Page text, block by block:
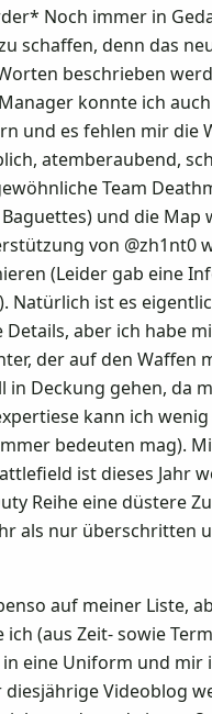
Noch immer in
schaffen, denn das
beschrieben
konnte ich
und es fehlen mir die
atemberaubend,
Team
und die
von @zh1nt0
(Leider gab eine
Natürlich ist es
aber ich habe
der auf den
in Deckung gehen, da
kann ich
bedeuten mag).
ist dieses Jahr
Reihe eine düstere
als nur überschritten
auf meiner Liste,
(aus Zeit- sowie
eine Uniform und mir
Videoblog